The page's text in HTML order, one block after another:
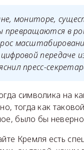
мониторе,
в
передаче
пресс-
символика на
тогда как
было бы
Кремля есть